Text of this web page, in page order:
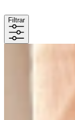
Filtrar